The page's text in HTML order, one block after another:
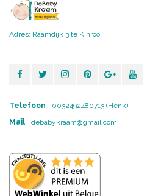
Adres: Raamdijk 3 te Kinrooi
Telefoon
0032492480713 (Henk)
Mail
debabykraam@gmail.com